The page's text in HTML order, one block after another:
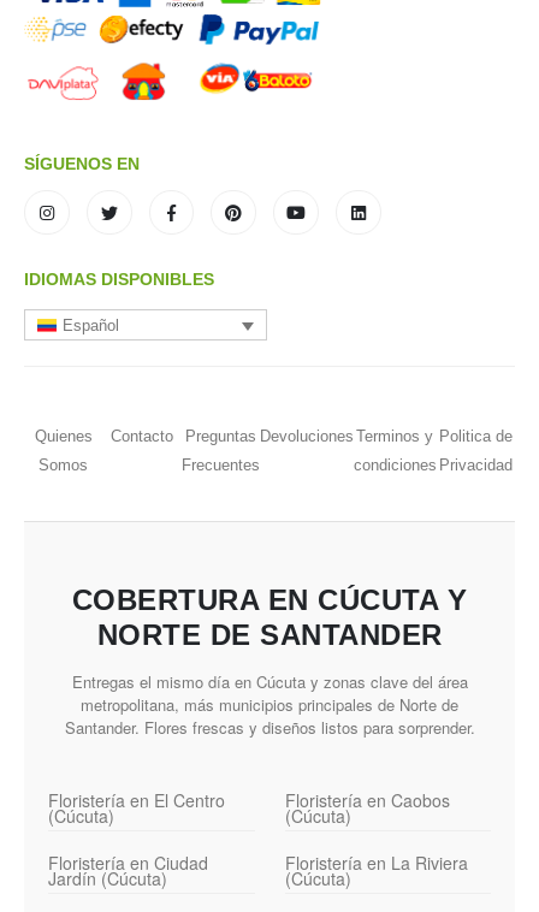
SÍGUENOS EN
IDIOMAS DISPONIBLES
Español
Quienes
Somos
Contacto
Preguntas
Frecuentes
Devoluciones Terminos y
condiciones
Politica de
Privacidad
COBERTURA EN CÚCUTA Y
NORTE DE SANTANDER
Entregas el mismo día en Cúcuta y zonas clave del área
metropolitana, más municipios principales de Norte de
Santander. Flores frescas y diseños listos para sorprender.
Floristería en El Centro
(Cúcuta)
Floristería en Caobos
(Cúcuta)
Floristería en Ciudad
Jardín (Cúcuta)
Floristería en La Riviera
(Cúcuta)